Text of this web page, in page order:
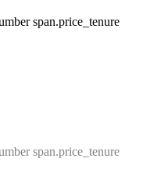
span.price_tenure
span.price_tenure